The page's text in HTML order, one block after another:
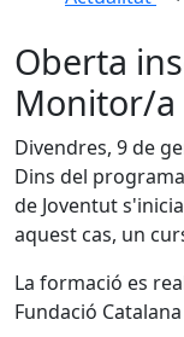
Oberta
Monitor/
Divendres, 9 de
Dins del
de Joventut
aquest cas, un
La formació es
Fundació